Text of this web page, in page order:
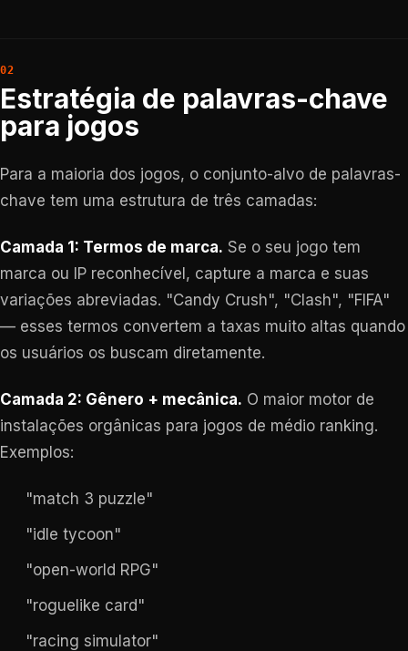
Estratégia de palavras-chave
para jogos
Para a maioria dos jogos, o conjunto-alvo de palavras-
chave tem uma estrutura de três camadas:
Camada 1: Termos de marca. Se o seu jogo tem
marca ou IP reconhecível, capture a marca e suas
variações abreviadas. "Candy Crush", "Clash", "FIFA"
— esses termos convertem a taxas muito altas quando
os usuários os buscam diretamente.
Camada 2: Gênero + mecânica. O maior motor de
instalações orgânicas para jogos de médio ranking.
Exemplos:
"match 3 puzzle"
"idle tycoon"
"open-world RPG"
"roguelike card"
"racing simulator"